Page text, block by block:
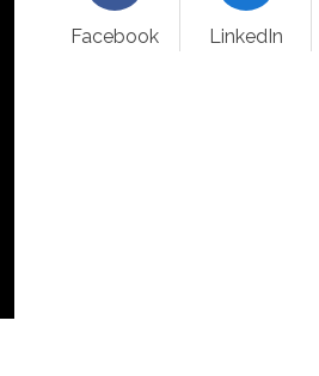
Facebook LinkedIn